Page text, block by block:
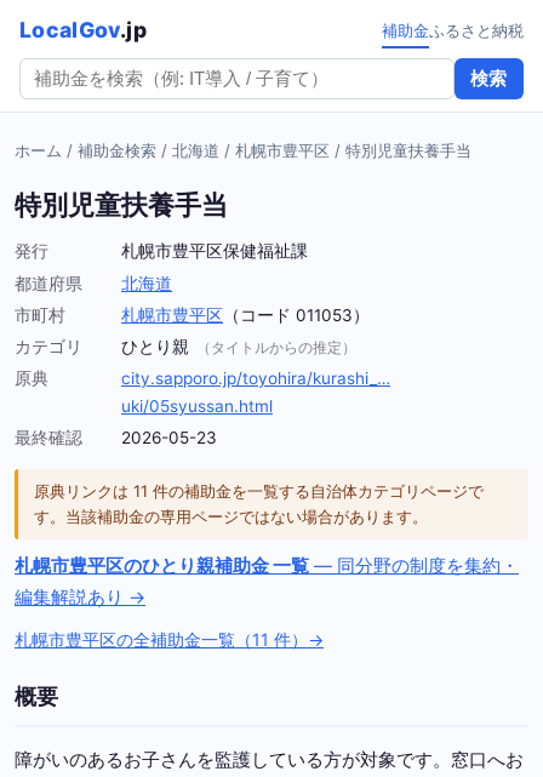
LocalGov.jp
検索
補助金ふるさと納税
ホーム / 補助金検索 / 北海道 / 札幌市豊平区 / 特別児童扶養手当
特別児童扶養手当
発行
札幌市豊平区保健福祉課
都道府県
北海道
市町村
札幌市豊平区 （コード 011053）
カテゴリ
ひとり親 （タイトルからの推定）
原典
city.sapporo.jp/toyohira/kurashi_…
uki/05syussan.html
最終確認
2026-05-23
原典リンクは 11 件の補助金を一覧する自治体カテゴリページで
す。当該補助金の専用ページではない場合があります。
札幌市豊平区のひとり親補助金 一覧 — 同分野の制度を集約・
編集解説あり →
札幌市豊平区の全補助金一覧（11 件）→
概要
障がいのあるお子さんを監護している方が対象です。窓口へお